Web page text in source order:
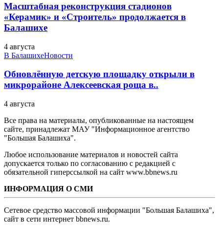
Масштабная реконструкция стадионов
«Керамик» и «Строитель» продолжается в
Балашихе
4 августа
В БалашихеНовости
Обновлённую детскую площадку открыли в
микрорайоне Алексеевская роща в..
4 августа
Все права на материалы, опубликованные на настоящем
сайте, принадлежат МАУ "Информационное агентство
"Большая Балашиха".
Любое использование материалов и новостей сайта
допускается только по согласованию с редакцией с
обязательной гиперссылкой на сайт www.bbnews.ru
ИНФОРМАЦИЯ О СМИ
Сетевое средство массовой информации "Большая Балашиха",
сайт в сети интернет bbnews.ru.